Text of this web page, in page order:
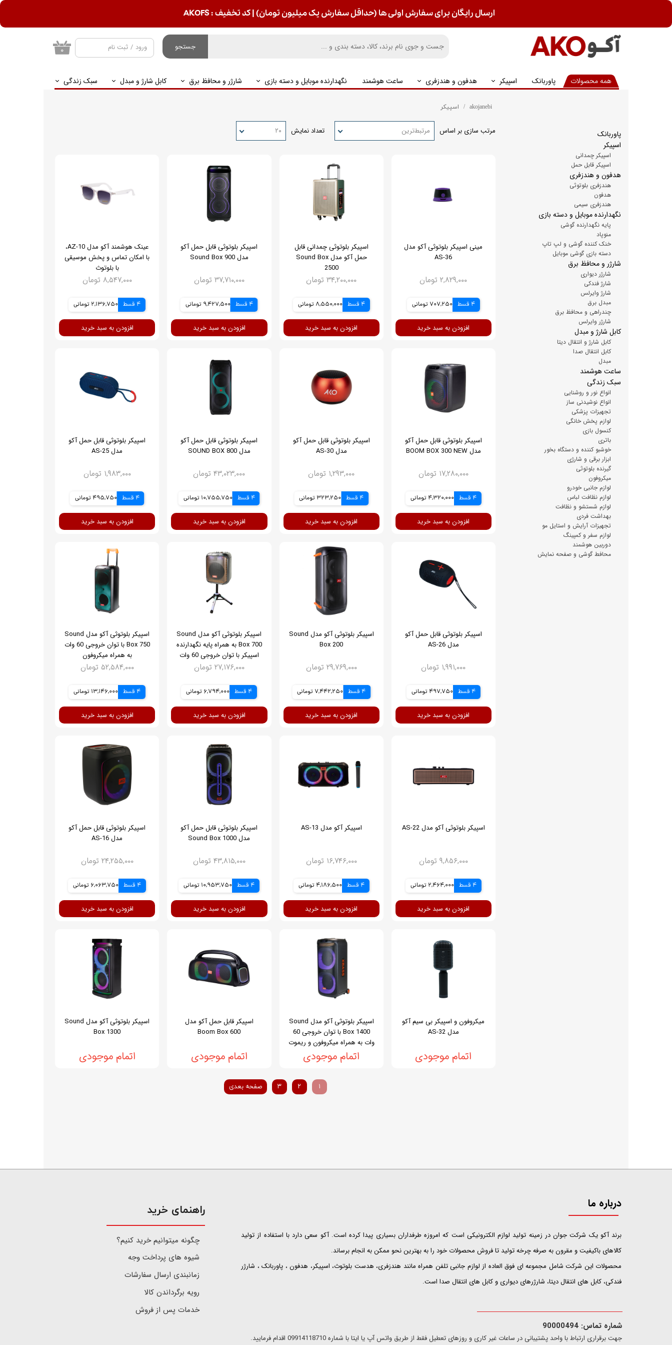
جستجو
همه محصولات پاوربانک اسپیکر هدفون و هندزفری ساعت هوشمند نگهدارنده موبایل و دسته بازی شارژر و محافظ برق کابل شارژ و مبدل سبک زندگی
ورود / ثبت نام
تغییر گذر واژه
۰
ارسال رایگان برای سفارش اولی ها (حداقل سفارش یک میلیون تومان) | کد تخفیف : AKOFS
akojanebi اسپیکر
مرتب سازی بر اساس مرتبط‌ترین تعداد نمایش ۲۰
مینی اسپیکر بلوتوثی آکو مدل
AS-36
۲,۸۲۹,۰۰۰ تومان
4 قسط 707,250 تومانی
افزودن به سبد خرید
اسپیکر بلوتوثی چمدانی قابل
حمل آکو مدل Sound Box
2500
۳۴,۲۰۰,۰۰۰ تومان
4 قسط 8,550,000 تومانی
افزودن به سبد خرید
اسپیکر بلوتوثی قابل حمل آکو
مدل Sound Box 900
۳۷,۷۱۰,۰۰۰ تومان
4 قسط 9,427,500 تومانی
افزودن به سبد خرید
عینک هوشمند آکو مدل AZ-10،
با امکان تماس و پخش موسیقی
با بلوتوث
۸,۵۴۷,۰۰۰ تومان
4 قسط 2,136,750 تومانی
افزودن به سبد خرید
اسپیکر بلوتوثی قابل حمل آکو
مدل BOOM BOX 300 NEW
۱۷,۲۸۰,۰۰۰ تومان
4 قسط 4,320,000 تومانی
افزودن به سبد خرید
اسپیکر بلوتوثی قابل حمل آکو
مدل AS-30
۱,۲۹۳,۰۰۰ تومان
4 قسط 323,250 تومانی
افزودن به سبد خرید
اسپیکر بلوتوثی قابل حمل آکو
مدل SOUND BOX 800
۴۳,۰۲۳,۰۰۰ تومان
4 قسط 10,755,750 تومانی
افزودن به سبد خرید
اسپیکر بلوتوثی قابل حمل آکو
مدل AS-25
۱,۹۸۳,۰۰۰ تومان
4 قسط 495,750 تومانی
افزودن به سبد خرید
اسپیکر بلوتوثی قابل حمل آکو
مدل AS-26
۱,۹۹۱,۰۰۰ تومان
4 قسط 497,750 تومانی
افزودن به سبد خرید
اسپیکر بلوتوثی آکو مدل Sound
Box 200
۲۹,۷۶۹,۰۰۰ تومان
4 قسط 7,442,250 تومانی
افزودن به سبد خرید
اسپیکر بلوتوثی آکو مدل Sound
Box 700 به همراه پایه نگهدارنده
اسپیکر با توان خروجی 60 وات
۲۷,۱۷۶,۰۰۰ تومان
4 قسط 6,794,000 تومانی
افزودن به سبد خرید
اسپیکر بلوتوثی آکو مدل Sound
Box 750 با توان خروجی 60 وات
به همراه میکروفون
۵۲,۵۸۴,۰۰۰ تومان
4 قسط 13,146,000 تومانی
افزودن به سبد خرید
اسپیکر بلوتوثی آکو مدل AS-22
۹,۸۵۶,۰۰۰ تومان
4 قسط 2,464,000 تومانی
افزودن به سبد خرید
اسپیکر آکو مدل AS-13
۱۶,۷۴۶,۰۰۰ تومان
4 قسط 4,186,500 تومانی
افزودن به سبد خرید
اسپیکر بلوتوثی قابل حمل آکو
مدل Sound Box 1000
۴۳,۸۱۵,۰۰۰ تومان
4 قسط 10,953,750 تومانی
افزودن به سبد خرید
اسپیکر بلوتوثی قابل حمل آکو
مدل AS-16
۲۴,۲۵۵,۰۰۰ تومان
4 قسط 6,063,750 تومانی
افزودن به سبد خرید
میکروفون و اسپیکر بی سیم آکو
مدل AS-32
اتمام موجودی
اسپیکر بلوتوثی آکو مدل Sound
Box 1400 با توان خروجی 60
وات به همراه میکروفون و ریموت
کنترل
اتمام موجودی
اسپیکر قابل حمل آکو مدل
Boom Box 600
اتمام موجودی
اسپیکر بلوتوثی آکو مدل Sound
Box 1300
اتمام موجودی
۱ ۲ ۳ صفحه بعدی
پاوربانک
اسپیکر
اسپیکر چمدانی
اسپیکر قابل حمل
هدفون و هندزفری
هندزفری بلوتوثی
هدفون
هندزفری سیمی
نگهدارنده موبایل و دسته بازی
پایه نگهدارنده گوشی
منوپاد
خنک کننده گوشی و لپ تاپ
دسته بازی گوشی موبایل
شارژر و محافظ برق
شارژر دیواری
شارژ فندکی
شارژ وایرلس
مبدل برق
چندراهی و محافظ برق
شارژر وایرلس
کابل شارژ و مبدل
کابل شارژ و انتقال دیتا
کابل انتقال صدا
مبدل
ساعت هوشمند
سبک زندگی
انواع نور و روشنایی
انواع نوشیدنی ساز
تجهیزات پزشکی
لوازم پخش خانگی
کنسول بازی
باتری
خوشبو کننده و دستگاه بخور
ابزار برقی و شارژی
گیرنده بلوتوثی
میکروفون
لوازم جانبی خودرو
لوازم نظافت لباس
لوازم شستشو و نظافت
بهداشت فردی
تجهیزات آرایش و استایل مو
لوازم سفر و کمپینگ
دوربین هوشمند
محافط گوشی و صفحه نمایش
درباره ما
​​​​​​​برند آکو یک شرکت جوان در زمینه تولید لوازم الکترونیکی است که امروزه طرفداران بسیاری پیدا کرده است. آکو سعی دارد با استفاده از تولید
کالاهای باکیفیت و مقرون به صرفه چرخه تولید تا فروش محصولات خود را به بهترین نحو ممکن به انجام برساند.
محصولات این شرکت شامل مجموعه ای فوق العاده از لوازم جانبی تلفن همراه مانند هندزفری، هدست بلوتوث، اسپیکر، هدفون ، پاوربانک ، شارژر
فندکی، کابل های انتقال دیتا، شارژرهای دیواری و کابل های انتقال صدا است.
شماره تماس: 90000494
​​جهت برقراری ارتباط با واحد پشتیبانی در ساعات غیر کاری و روزهای تعطیل فقط از طریق واتس آپ یا ایتا با شماره 09914118710 اقدام فرمایید.
​راهنمای خرید
چگونه میتوانیم خرید کنیم؟
شیوه های پرداخت وجه
زمانبندی ارسال سفارشات
رویه برگرداندن کالا
خدمات پس از فروش